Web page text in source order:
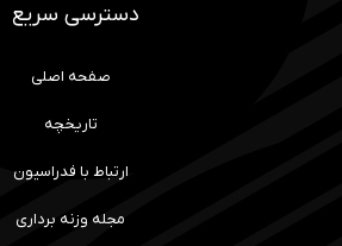
دسترسی سریع
صفحه اصلی
تاریخچه
ارتباط با فدراسیون
مجله وزنه برداری